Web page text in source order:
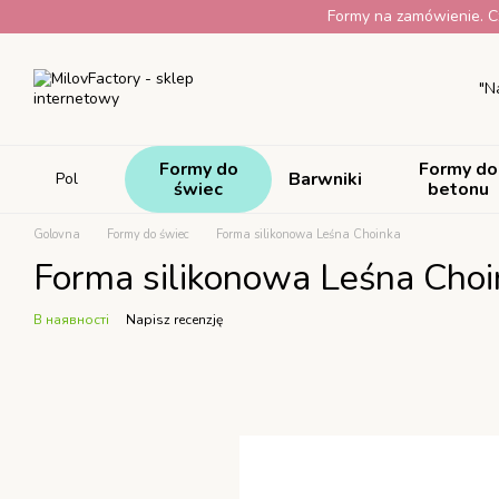
Formy na zamówienie.
Pol
Formy do
świec
Barwniki
Formy do
betonu
Golovna Formy do świec Forma silikonowa Leśna Choinka
Forma silikonowa Leśna
В наявності Napisz recenzję